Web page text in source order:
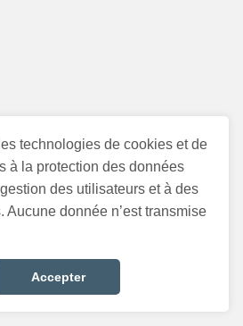
technologies de cookies et de
à la protection des données
des utilisateurs et à des
Aucune donnée n’est transmise
Accepter